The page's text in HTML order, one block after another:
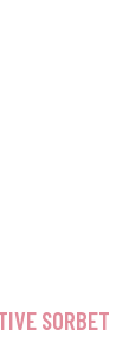
SORBET